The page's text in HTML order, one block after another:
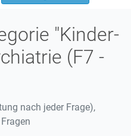
"Kinder-
(F7 -
nach jeder Frage),